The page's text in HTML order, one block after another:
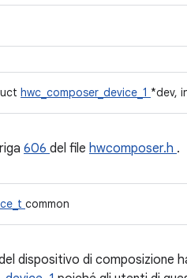
hwc_composer_device_1 *dev,
606 del file hwcomposer.h .
common
dispositivo di composizione